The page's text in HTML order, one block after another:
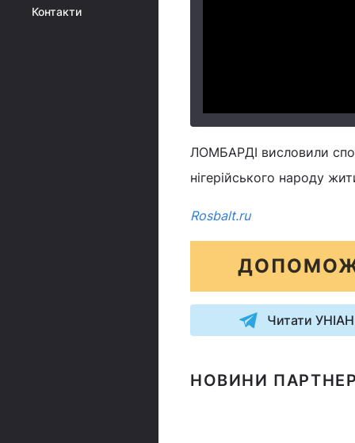
Контакти
ЛОМБАРДІ висловили
нігерійського народу
Rosbalt.ru
Читати
НОВИНИ